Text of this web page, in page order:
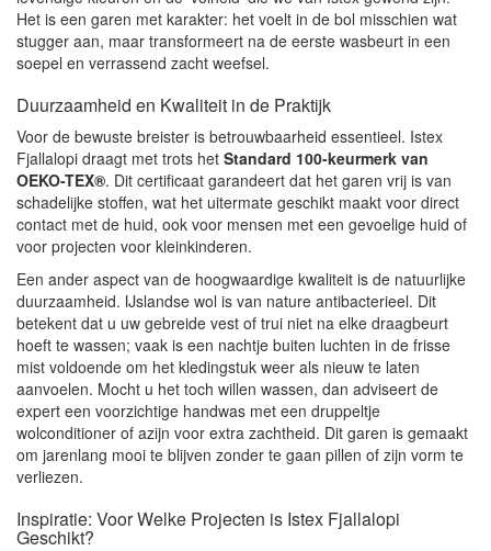
Het is een garen met karakter: het voelt in de bol misschien wat
stugger aan, maar transformeert na de eerste wasbeurt in een
soepel en verrassend zacht weefsel.
Duurzaamheid en Kwaliteit in de Praktijk
Voor de bewuste breister is betrouwbaarheid essentieel. Istex
Fjallalopi draagt met trots het Standard 100-keurmerk van
OEKO-TEX®. Dit certificaat garandeert dat het garen vrij is van
schadelijke stoffen, wat het uitermate geschikt maakt voor direct
contact met de huid, ook voor mensen met een gevoelige huid of
voor projecten voor kleinkinderen.
Een ander aspect van de hoogwaardige kwaliteit is de natuurlijke
duurzaamheid. IJslandse wol is van nature antibacterieel. Dit
betekent dat u uw gebreide vest of trui niet na elke draagbeurt
hoeft te wassen; vaak is een nachtje buiten luchten in de frisse
mist voldoende om het kledingstuk weer als nieuw te laten
aanvoelen. Mocht u het toch willen wassen, dan adviseert de
expert een voorzichtige handwas met een druppeltje
wolconditioner of azijn voor extra zachtheid. Dit garen is gemaakt
om jarenlang mooi te blijven zonder te gaan pillen of zijn vorm te
verliezen.
Inspiratie: Voor Welke Projecten is Istex Fjallalopi
Geschikt?